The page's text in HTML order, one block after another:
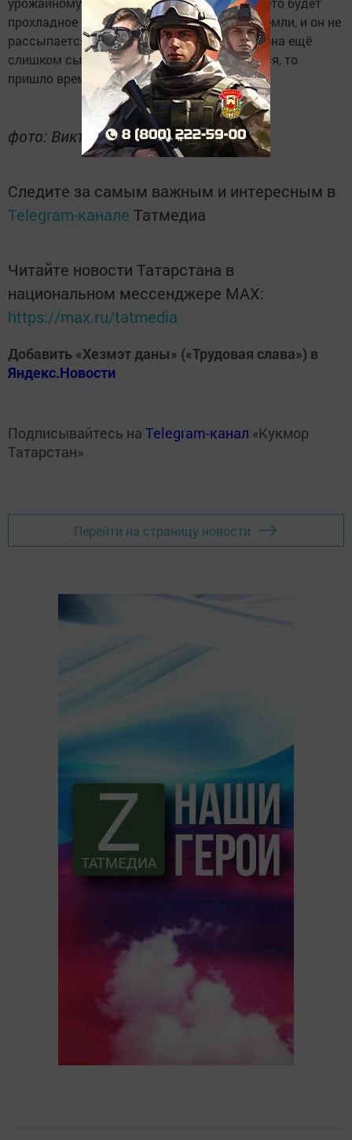
прохладное и дождливое. Если взять ком земли, и он не
рассыпается, то вспахивать почву рано — она ещё
слишком сырая. Если же земля рассыпается, то
пришло время пахать.
фото: Виктор Костин
Следите за самым важным и интересным в
Telegram-канале Татмедиа
Читайте новости Татарстана в
национальном мессенджере MАХ:
https://max.ru/tatmedia
Добавить «Хезмэт даны» («Трудовая слава») в
Яндекс.Новости
Подписывайтесь на Telegram-канал «Кукмор
Татарстан»
Перейти на страницу новости